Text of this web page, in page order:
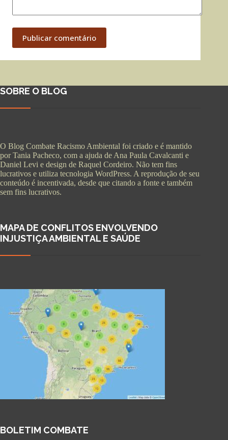
Publicar comentário
SOBRE O BLOG
O Blog Combate Racismo Ambiental foi criado e é mantido
por Tania Pacheco, com a ajuda de Ana Paula Cavalcanti e
Daniel Levi e design de Raquel Cordeiro. Não tem fins
lucrativos e utiliza tecnologia WordPress. A reprodução de seu
conteúdo é incentivada, desde que citando a fonte e também
sem fins lucrativos.
MAPA DE CONFLITOS ENVOLVENDO
INJUSTIÇA AMBIENTAL E SAÚDE
BOLETIM COMBATE